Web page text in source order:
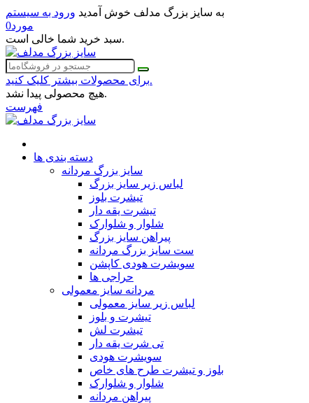
به سایز بزرگ مدلف خوش آمدید ورود به سیستم
0مورد
سبد خرید شما خالی است.
برای محصولات بیشتر کلیک کنید.
هیچ محصولی پیدا نشد.
فهرست
دسته بندی ها
سایز بزرگ مردانه
لباس زیر سایز بزرگ
تیشرت بلوز
تیشرت یقه دار
شلوار و شلوارک
پیراهن سایز بزرگ
ست سایز بزرگ مردانه
سویشرت هودی کاپشن
حراجی ها
مردانه سایز معمولی
لباس زیر سایز معمولی
تیشرت و بلوز
تیشرت لش
تی شرت یقه دار
سویشرت هودی
بلوز و تیشرت طرح های خاص
شلوار و شلوارک
پیراهن مردانه